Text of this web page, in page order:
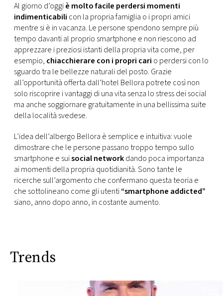
Al giorno d’oggiè molto facile perdersi momenti
indimenticabili con la propria famiglia o i propri amici
mentre si è in vacanza. Le persone spendono sempre più
tempo davanti al proprio smartphone e non riescono ad
apprezzare i preziosi istanti della propria vita come, per
esempio, chiacchierare con i propri cari o perdersi con lo
sguardo tra le bellezze naturali del posto. Grazie
all’opportunità offerta dall’hotel Bellora potrete così non
solo riscoprire i vantaggi di una vita senza lo stress dei social
ma anche soggiornare gratuitamente in una bellissima suite
della località svedese.
L’idea dell’albergo Bellora è semplice e intuitiva: vuole
dimostrare che le persone passano troppo tempo sullo
smartphone e suisocial networkdando poca importanza
ai momenti della propria quotidianità. Sono tante le
ricerche sull’argomento che confermano questa teoria e
che sottolineano come gli utenti“smartphone addicted”
siano, anno dopo anno, in costante aumento.
Trends